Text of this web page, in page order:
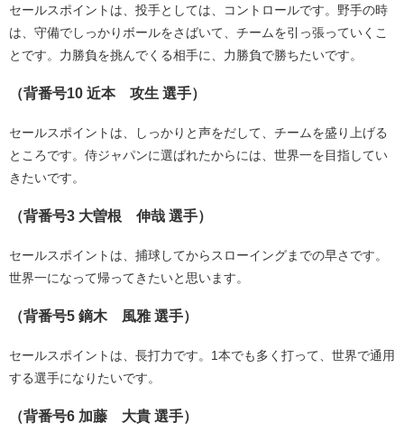
セールスポイントは、投手としては、コントロールです。野手の時
は、守備でしっかりボールをさばいて、チームを引っ張っていくこ
とです。力勝負を挑んでくる相手に、力勝負で勝ちたいです。
（背番号10 近本 攻生 選手）
セールスポイントは、しっかりと声をだして、チームを盛り上げる
ところです。侍ジャパンに選ばれたからには、世界一を目指してい
きたいです。
（背番号3 大曽根 伸哉 選手）
セールスポイントは、捕球してからスローイングまでの早さです。
世界一になって帰ってきたいと思います。
（背番号5 鏑木 風雅 選手）
セールスポイントは、長打力です。1本でも多く打って、世界で通用
する選手になりたいです。
（背番号6 加藤 大貴 選手）